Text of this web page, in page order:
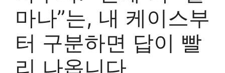
마나”는, 내 케이스부
터 구분하면 답이 빨
리 나옵니다